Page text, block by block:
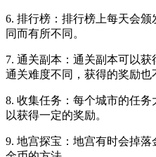
6. 排行榜：排行榜上每天会
同而有所不同。
7. 通关副本：通关副本可以
通关难度不同，获得的奖励也
8. 收集任务：每个城市的任
以获得一定的奖励。
9. 地宫探宝：地宫有时会掉